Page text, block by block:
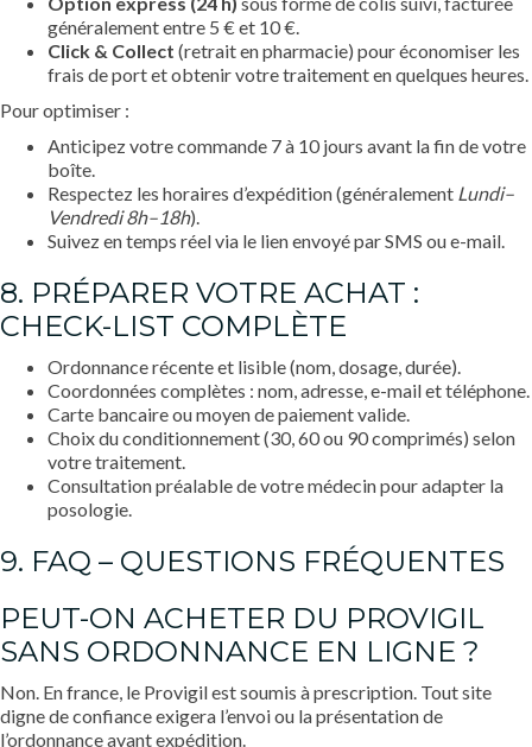
généralement entre 5 € et 10 €.
Click & Collect (retrait en pharmacie) pour économiser les
frais de port et obtenir votre traitement en quelques heures.
Pour optimiser :
Anticipez votre commande 7 à 10 jours avant la fin de votre
boîte.
Respectez les horaires d’expédition (généralement Lundi–
Vendredi 8h–18h).
Suivez en temps réel via le lien envoyé par SMS ou e-mail.
8. PRÉPARER VOTRE ACHAT :
CHECK-LIST COMPLÈTE
Ordonnance récente et lisible (nom, dosage, durée).
Coordonnées complètes : nom, adresse, e-mail et téléphone.
Carte bancaire ou moyen de paiement valide.
Choix du conditionnement (30, 60 ou 90 comprimés) selon
votre traitement.
Consultation préalable de votre médecin pour adapter la
posologie.
9. FAQ – QUESTIONS FRÉQUENTES
PEUT-ON ACHETER DU PROVIGIL
SANS ORDONNANCE EN LIGNE ?
Non. En france, le Provigil est soumis à prescription. Tout site
digne de confiance exigera l’envoi ou la présentation de
l’ordonnance avant expédition.